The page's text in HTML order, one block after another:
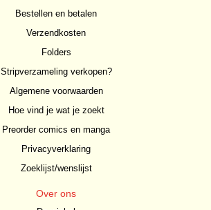
Bestellen en betalen
Verzendkosten
Folders
Stripverzameling verkopen?
Algemene voorwaarden
Hoe vind je wat je zoekt
Preorder comics en manga
Privacyverklaring
Zoeklijst/wenslijst
Over ons